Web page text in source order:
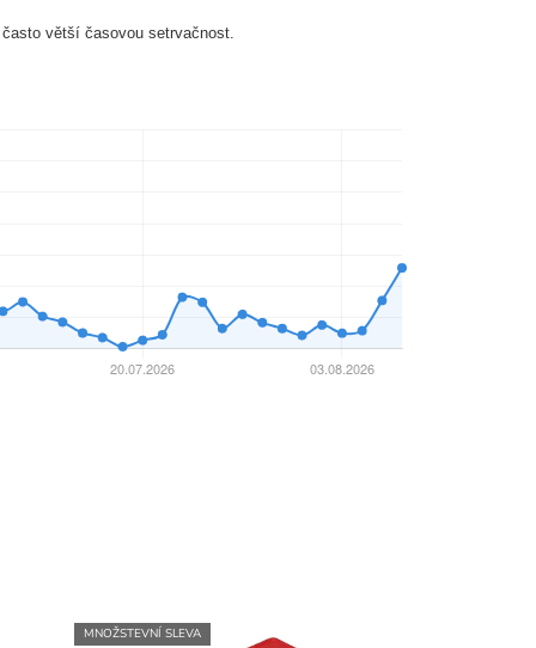
větší časovou setrvačnost.
MNOŽSTEVNÍ SLEVA